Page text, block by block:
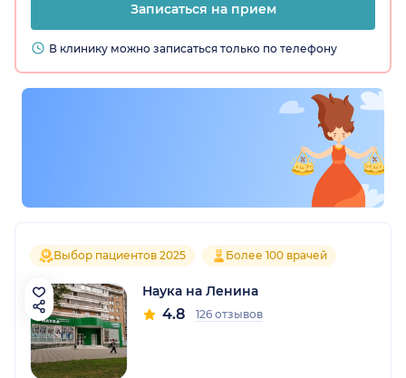
Записаться на прием
В клинику можно записаться только по телефону
Выбор пациентов 2025 Более 100 врачей
Наука на Ленина
4.8 126 отзывов